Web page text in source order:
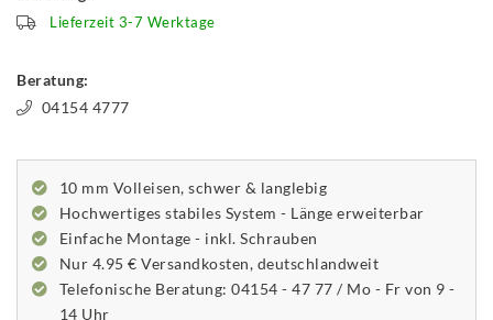
Lieferzeit 3-7 Werktage
Beratung:
04154 4777
10 mm Volleisen, schwer & langlebig
Hochwertiges stabiles System - Länge erweiterbar
Einfache Montage - inkl. Schrauben
Nur 4.95 € Versandkosten, deutschlandweit
Telefonische Beratung: 04154 - 47 77 / Mo - Fr von 9 -
14 Uhr